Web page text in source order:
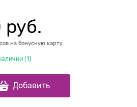
руб.
на бонусную карту
(1 )
Добавить